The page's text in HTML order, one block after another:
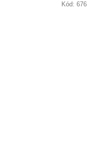
Kód: 676